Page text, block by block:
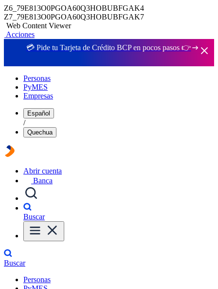
Z6_79E813O0PGOA60Q3HOBUBFGAK4
Z7_79E813O0PGOA60Q3HOBUBFGAK7
Web Content Viewer
Acciones
💳 Pide tu Tarjeta de Crédito BCP en pocos pasos 👉
Personas
PyMES
Empresas
Español
/
Quechua
Abrir cuenta
Banca
Buscar
Buscar
Personas